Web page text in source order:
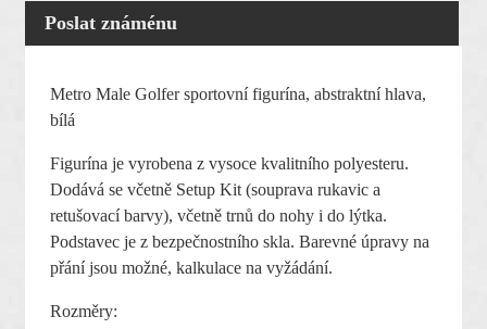
Poslat známénu
Metro Male Golfer sportovní figurína, abstraktní hlava,
bílá
Figurína je vyrobena z vysoce kvalitního polyesteru.
Dodává se včetně Setup Kit (souprava rukavic a
retušovací barvy), včetně trnů do nohy i do lýtka.
Podstavec je z bezpečnostního skla. Barevné úpravy na
přání jsou možné, kalkulace na vyžádání.
Rozměry: